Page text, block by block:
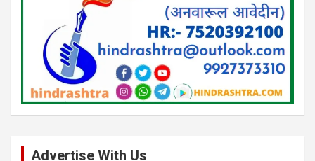
Advertise With Us